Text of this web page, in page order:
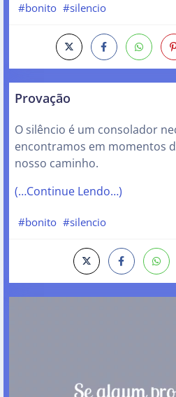
#bonito #silencio
Provação
O silêncio é um consolador
encontramos em momentos
nosso caminho.
(…Continue Lendo…)
#bonito #silencio